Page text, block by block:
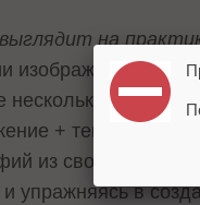
на
изображений из
нескольких минут.
+ текст», а в
из свободного
и упражняясь в